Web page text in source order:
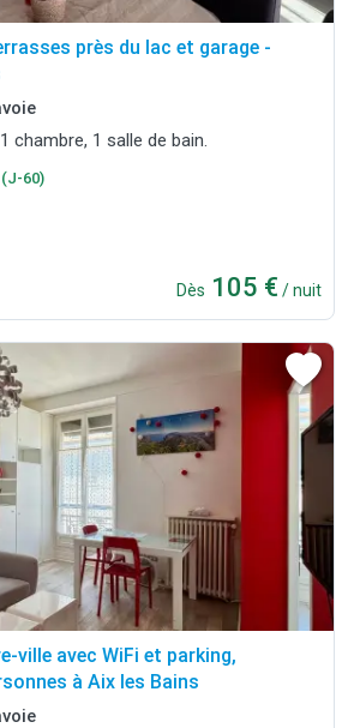
près du lac et garage -
chambre, 1 salle de bain.
60)
Dès 105 € / nuit
ville avec WiFi et parking,
à Aix les Bains